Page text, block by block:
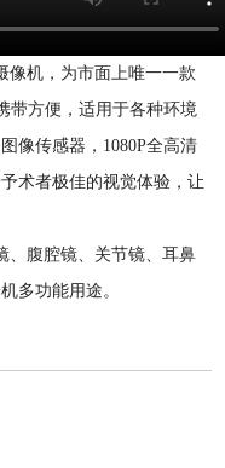
像机，为市面上唯一一款
带方便，适用于各种环境
像传感器，1080P全高清
术者极佳的视觉体验，让
、腹腔镜、关节镜、耳鼻
多功能用途。